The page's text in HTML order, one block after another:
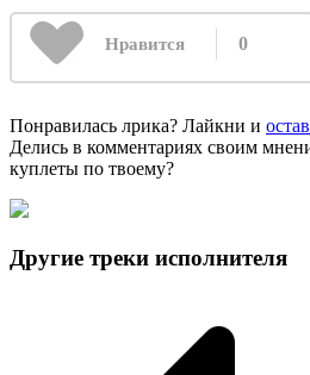
Нравится 0
Понравилась лрика? Лайкни и
Делись в комментариях своим
куплеты по твоему?
Другие треки исполнителя